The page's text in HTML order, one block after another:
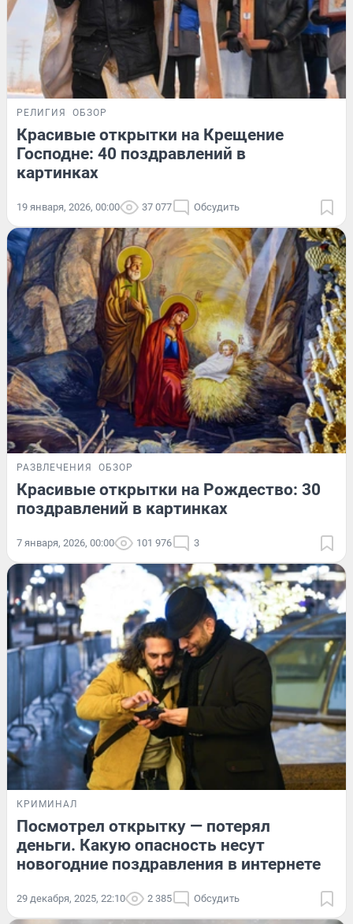
РЕЛИГИЯ ОБЗОР
Красивые открытки на Крещение
Господне: 40 поздравлений в
картинках
19 января, 2026, 00:00 37 077 Обсудить
РАЗВЛЕЧЕНИЯ ОБЗОР
Красивые открытки на Рождество: 30
поздравлений в картинках
7 января, 2026, 00:00 101 976 3
КРИМИНАЛ
Посмотрел открытку — потерял
деньги. Какую опасность несут
новогодние поздравления в интернете
29 декабря, 2025, 22:10 2 385 Обсудить